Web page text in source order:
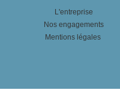
L'entreprise
Nos engagements
Mentions légales